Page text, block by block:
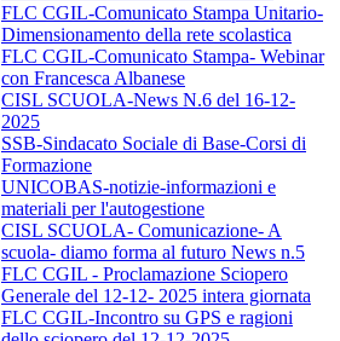
FLC CGIL-Comunicato Stampa Unitario-
Dimensionamento della rete scolastica
FLC CGIL-Comunicato Stampa- Webinar
con Francesca Albanese
CISL SCUOLA-News N.6 del 16-12-
2025
SSB-Sindacato Sociale di Base-Corsi di
Formazione
UNICOBAS-notizie-informazioni e
materiali per l'autogestione
CISL SCUOLA- Comunicazione- A
scuola- diamo forma al futuro News n.5
FLC CGIL - Proclamazione Sciopero
Generale del 12-12- 2025 intera giornata
FLC CGIL-Incontro su GPS e ragioni